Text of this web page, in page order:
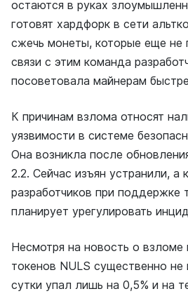
остаются в руках
готовят хардфорк в сети
сжечь монеты, которые еще не
связи с этим команда
посоветовала майнерам
К причинам взлома относят
уязвимости в системе
Она возникла после
2.2. Сейчас изъян устранили, а
разработчиков при поддержке
планирует урегулировать
Несмотря на новость о взломе
токенов NULS существенно не
сутки упал лишь на 0,5% и на